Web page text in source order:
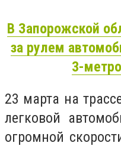
В Запорожской
за рулем
3-
23 марта на
легковой
огромной